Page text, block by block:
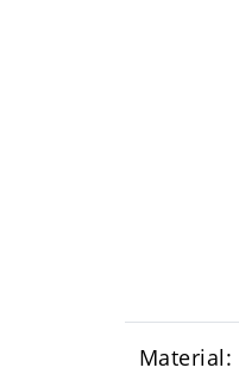
Material: